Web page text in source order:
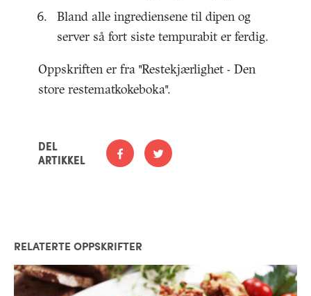
Bland alle ingrediensene til dipen og
server så fort siste tempurabit er ferdig.
Oppskriften er fra "Restekjærlighet - Den
store restematkokeboka".
DEL
ARTIKKEL
RELATERTE OPPSKRIFTER